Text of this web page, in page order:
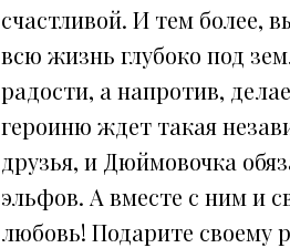
счастливой. И тем более,
всю жизнь глубоко под
радости, а напротив,
героиню ждет такая
друзья, и Дюймовочка
эльфов. А вместе с ним и
любовь! Подарите своему